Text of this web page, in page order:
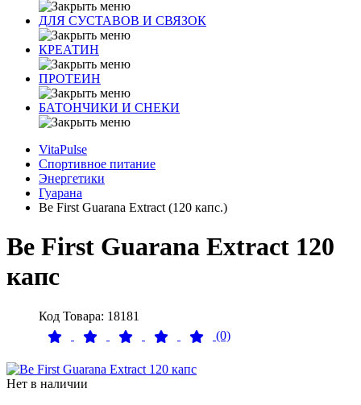
ДЛЯ СУСТАВОВ И СВЯЗОК
КРЕАТИН
ПРОТЕИН
БАТОНЧИКИ И СНЕКИ
VitaPulse
Спортивное питание
Энергетики
Гуарана
Be First Guarana Extract (120 капс.)
Be First Guarana Extract 120
капс
Код Товара: 18181
(0)
Нет в наличии